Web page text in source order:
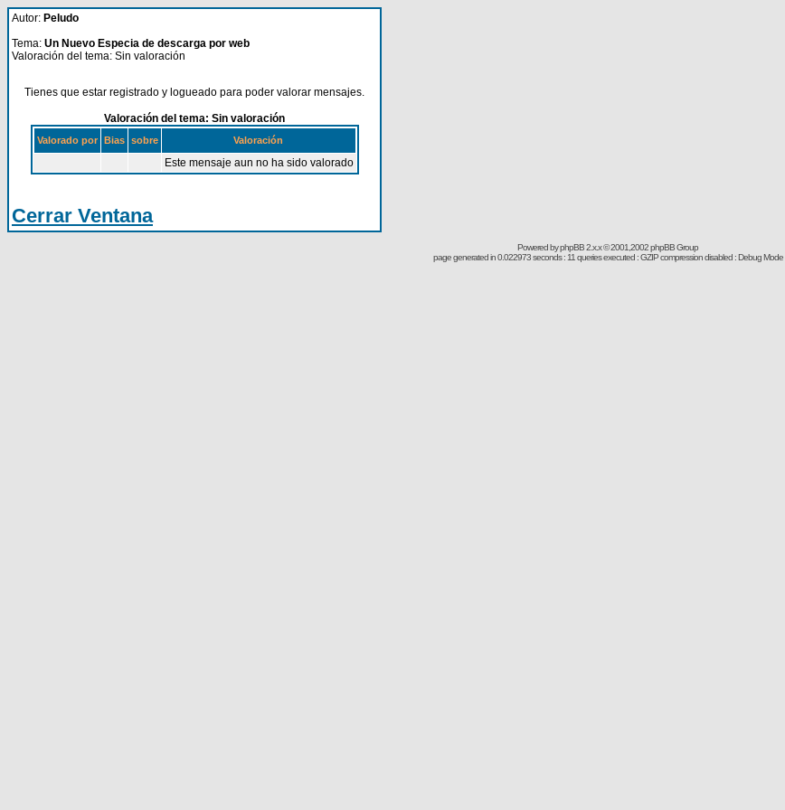
Autor: Peludo
Tema: Un Nuevo Especia de descarga por web
Valoración del tema: Sin valoración
Tienes que estar registrado y logueado para poder valorar mensajes.
Valoración del tema: Sin valoración
Valorado por Bias sobre Valoración
Este mensaje aun no ha sido valorado
Cerrar Ventana
Powered byphpBB2.x.x © 2001,2002 phpBB Group
page generated in 0.022973 seconds : 11 queries executed : GZIP compression disabled : Debug Mode